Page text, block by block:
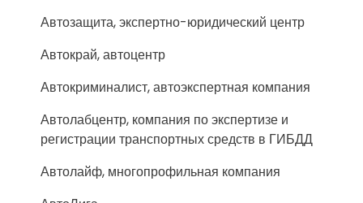
Автозащита, экспертно-юридический центр
Автокрай, автоцентр
Автокриминалист, автоэкспертная компания
Автолабцентр, компания по экспертизе и
регистрации транспортных средств в ГИБДД
Автолайф, многопрофильная компания